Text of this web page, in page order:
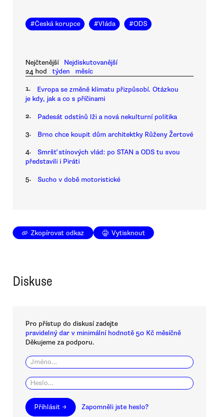
#Česká korupce #Vláda #ODS
Nejčtenější
Nejdiskutovanější
24 hod
týden měsíc
1.
Evropa se změně klimatu přizpůsobí. Otázkou
je kdy, jak a co s příčinami
2. Padesát odstínů lži a nová nekulturní politika
3. Brno chce koupit dům architektky Růženy Žertové
4.
Smršť stínových vlád: po STAN a ODS tu svou
představili i Piráti
5. Sucho v době motoristické
Zkopírovat odkaz Vytisknout
Diskuse
Pro přístup do diskusí zadejte
pravidelný dar v minimální hodnotě 50 Kč měsíčně
Děkujeme za podporu.
Přihlásit → Zapomněli jste heslo?